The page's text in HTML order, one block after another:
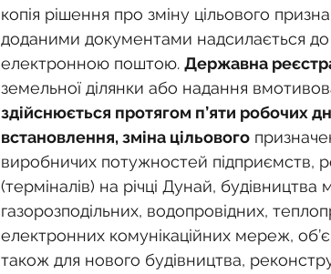
копія рішення про зміну цільового
доданими документами надсилається до
електронною поштою. Державна
земельної ділянки або надання
здійснюється протягом п’яти робочих
встановлення, зміна цільового
виробничих потужностей підприємств,
(терміналів) на річці Дунай,
газорозподільних, водопровідних,
електронних комунікаційних мереж,
також для нового будівництва,